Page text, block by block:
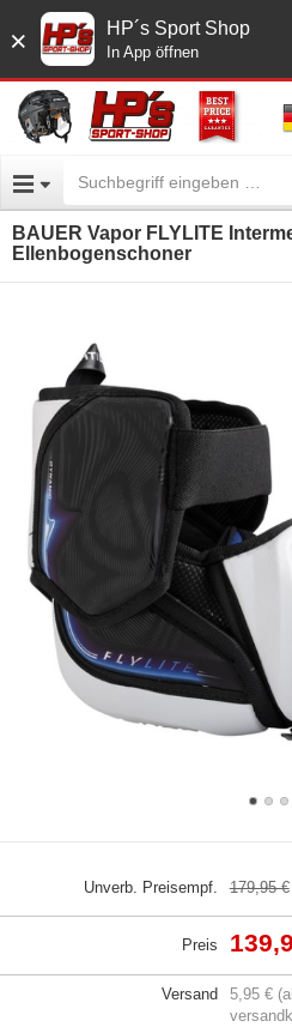
× HP´s Sport Shop
In App öffnen
BAUER Vapor FLYLITE
Ellenbogenschoner
Unverb. Preisempf. 179,95 €
Preis
Versand
5,95 €